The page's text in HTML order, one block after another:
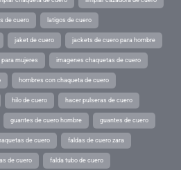
de cuero latigos de cuero
jaket de cuero jackets de cuero para hombre
mujeres imagenes chaquetas de cuero
hombres con chaqueta de cuero
hilo de cuero hacer pulseras de cuero
guantes de cuero hombre guantes de cuero
de cuero faldas de cuero zara
de cuero falda tubo de cuero